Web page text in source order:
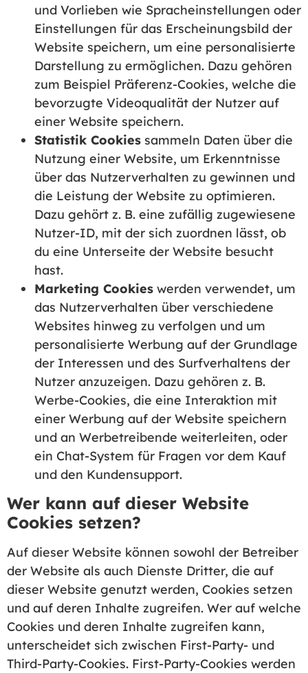
und Vorlieben wie Spracheinstellungen oder
Einstellungen für das Erscheinungsbild der
Website speichern, um eine personalisierte
Darstellung zu ermöglichen. Dazu gehören
zum Beispiel Präferenz-Cookies, welche die
bevorzugte Videoqualität der Nutzer auf
einer Website speichern.
Statistik Cookies sammeln Daten über die
Nutzung einer Website, um Erkenntnisse
über das Nutzerverhalten zu gewinnen und
die Leistung der Website zu optimieren.
Dazu gehört z. B. eine zufällig zugewiesene
Nutzer-ID, mit der sich zuordnen lässt, ob
du eine Unterseite der Website besucht
hast.
Marketing Cookies werden verwendet, um
das Nutzerverhalten über verschiedene
Websites hinweg zu verfolgen und um
personalisierte Werbung auf der Grundlage
der Interessen und des Surfverhaltens der
Nutzer anzuzeigen. Dazu gehören z. B.
Werbe-Cookies, die eine Interaktion mit
einer Werbung auf der Website speichern
und an Werbetreibende weiterleiten, oder
ein Chat-System für Fragen vor dem Kauf
und den Kundensupport.
Wer kann auf dieser Website
Cookies setzen?
Auf dieser Website können sowohl der Betreiber
der Website als auch Dienste Dritter, die auf
dieser Website genutzt werden, Cookies setzen
und auf deren Inhalte zugreifen. Wer auf welche
Cookies und deren Inhalte zugreifen kann,
unterscheidet sich zwischen First-Party- und
Third-Party-Cookies. First-Party-Cookies werden